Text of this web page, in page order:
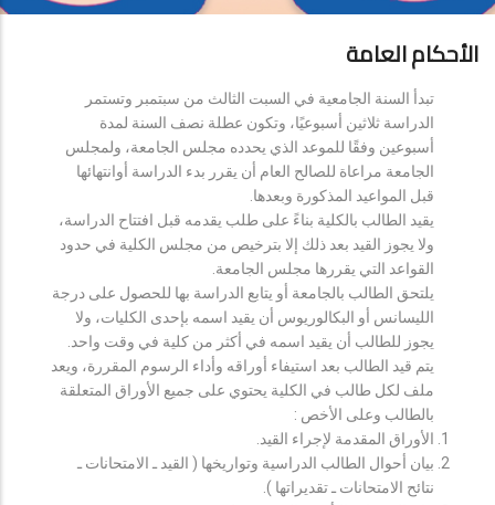
الأحكام العامة
تبدأ السنة الجامعية في السبت الثالث من سبتمبر وتستمر
الدراسة ثلاثين أسبوعيًا، وتكون عطلة نصف السنة لمدة
أسبوعين وفقًا للموعد الذي يحدده مجلس الجامعة، ولمجلس
الجامعة مراعاة للصالح العام أن يقرر بدء الدراسة أوانتهائها
قبل المواعيد المذكورة وبعدها.
يقيد الطالب بالكلية بناءً على طلب يقدمه قبل افتتاح الدراسة،
ولا يجوز القيد بعد ذلك إلا بترخيص من مجلس الكلية في حدود
القواعد التي يقررها مجلس الجامعة.
يلتحق الطالب بالجامعة أو يتابع الدراسة بها للحصول على درجة
الليسانس أو البكالوريوس أن يقيد اسمه بإحدى الكليات، ولا
يجوز للطالب أن يقيد اسمه في أكثر من كلية في وقت واحد.
يتم قيد الطالب بعد استيفاء أوراقه وأداء الرسوم المقررة، ويعد
ملف لكل طالب في الكلية يحتوي على جميع الأوراق المتعلقة
بالطالب وعلى الأخص :
الأوراق المقدمة لإجراء القيد.
بيان أحوال الطالب الدراسية وتواريخها ( القيد ـ الامتحانات ـ
نتائح الامتحانات ـ تقديراتها ).